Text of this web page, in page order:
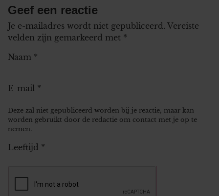
Geef een reactie
Je e-mailadres wordt niet gepubliceerd. Vereiste
velden zijn gemarkeerd met *
Naam *
E-mail *
Deze zal niet gepubliceerd worden bij je reactie, maar kan
worden gebruikt door de redactie om contact met je op te
nemen.
Leeftijd *